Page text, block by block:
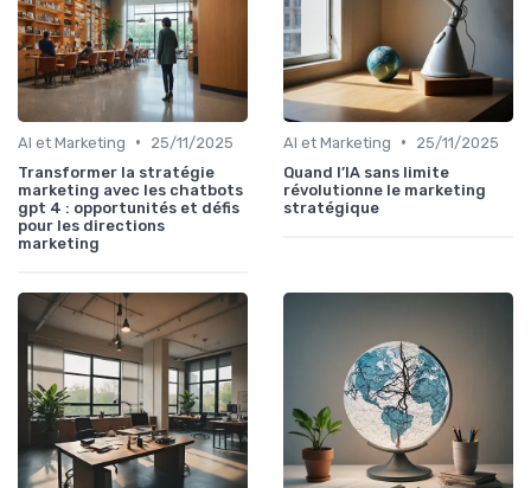
AI et Marketing •
25/11/2025
Transformer la stratégie
marketing avec les chatbots
gpt 4 : opportunités et défis
pour les directions
marketing
AI et Marketing •
25/11/2025
Quand l’IA sans limite
révolutionne le marketing
stratégique